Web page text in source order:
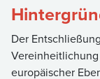
Der
europäischer